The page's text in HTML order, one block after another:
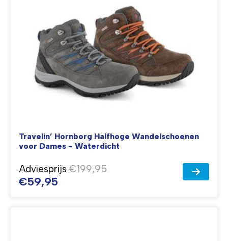
Travelin’ Hornborg Halfhoge Wandelschoenen
voor Dames - Waterdicht
Adviesprijs €199,95
€59,95